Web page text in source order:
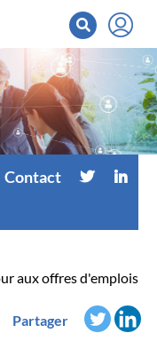
Contact
aux offres d'emplois
Partager